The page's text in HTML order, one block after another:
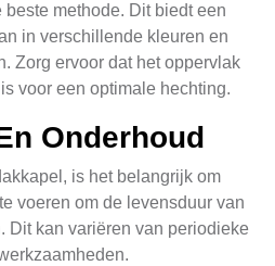
methode. Dit biedt een
in verschillende kleuren en
Zorg ervoor dat het oppervlak
voor een optimale hechting.
Onderhoud
is het belangrijk om
voeren om de levensduur van
Dit kan variëren van periodieke